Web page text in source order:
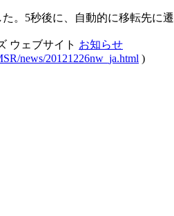
。5秒後に、自動的に移転先に遷
ウェブサイト お知らせ
news/20121226nw_ja.html )